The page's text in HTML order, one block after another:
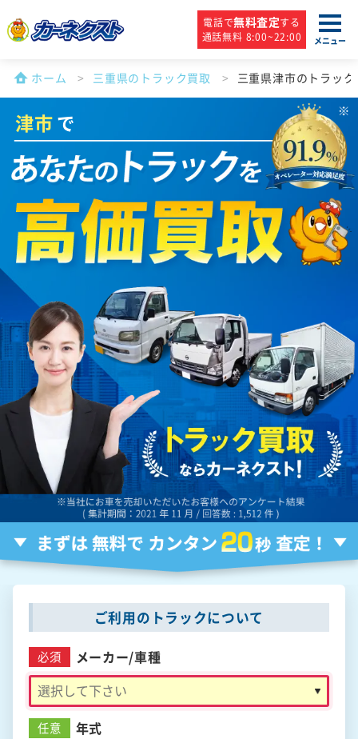
電話で無料査定する
通話無料 8:00~22:00
メニュー
ホーム 三重県のトラック買取 三重県津市のトラッ
津市で
ご利用のトラックについて
必須 メーカー/車種
任意 年式